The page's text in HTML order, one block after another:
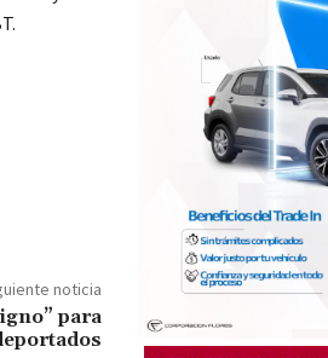
noticia
para